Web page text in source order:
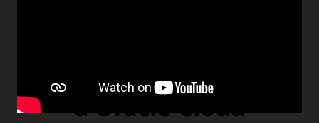
avec agilité à l'aide
d'Oracle Cloud